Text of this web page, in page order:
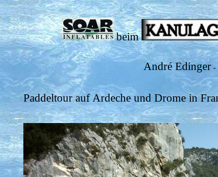
beim
André Edinger-
Paddeltour auf Ardeche und Drome in